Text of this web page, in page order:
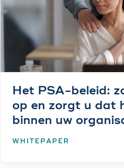
Het PSA-beleid:
op en zorgt u dat
binnen uw
WHITEPAPER